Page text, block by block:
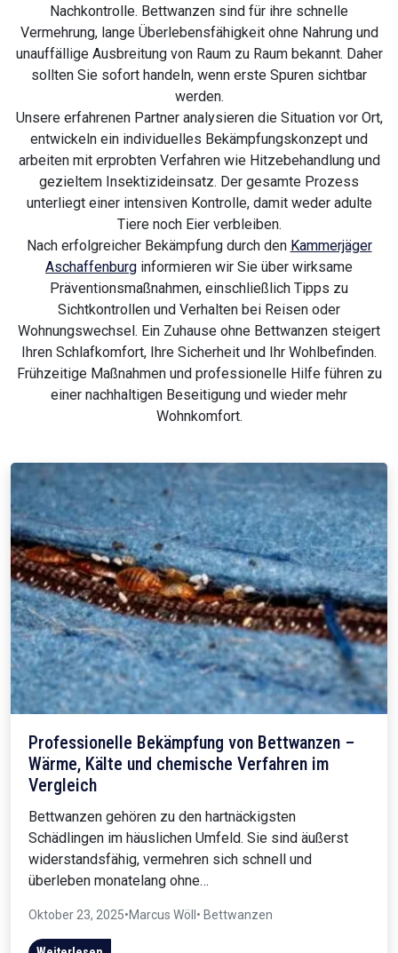
Nachkontrolle. Bettwanzen sind für ihre schnelle
Vermehrung, lange Überlebensfähigkeit ohne Nahrung und
unauffällige Ausbreitung von Raum zu Raum bekannt. Daher
sollten Sie sofort handeln, wenn erste Spuren sichtbar
werden.
Unsere erfahrenen Partner analysieren die Situation vor Ort,
entwickeln ein individuelles Bekämpfungskonzept und
arbeiten mit erprobten Verfahren wie Hitzebehandlung und
gezieltem Insektizideinsatz. Der gesamte Prozess
unterliegt einer intensiven Kontrolle, damit weder adulte
Tiere noch Eier verbleiben.
Nach erfolgreicher Bekämpfung durch den Kammerjäger
Aschaffenburg informieren wir Sie über wirksame
Präventionsmaßnahmen, einschließlich Tipps zu
Sichtkontrollen und Verhalten bei Reisen oder
Wohnungswechsel. Ein Zuhause ohne Bettwanzen steigert
Ihren Schlafkomfort, Ihre Sicherheit und Ihr Wohlbefinden.
Frühzeitige Maßnahmen und professionelle Hilfe führen zu
einer nachhaltigen Beseitigung und wieder mehr
Wohnkomfort.
Professionelle Bekämpfung von Bettwanzen –
Wärme, Kälte und chemische Verfahren im
Vergleich
Bettwanzen gehören zu den hartnäckigsten
Schädlingen im häuslichen Umfeld. Sie sind äußerst
widerstandsfähig, vermehren sich schnell und
überleben monatelang ohne…
Oktober 23, 2025•Marcus Wöll • Bettwanzen